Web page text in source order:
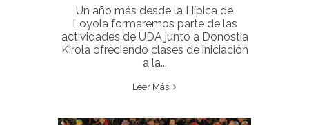
Un año más desde la Hípica de
Loyola formaremos parte de las
actividades de UDA junto a Donostia
Kirola ofreciendo clases de iniciación
a la...
Leer Más